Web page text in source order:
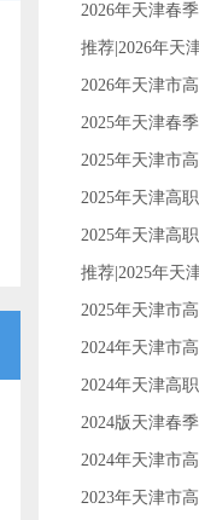
2026年天津春
推荐|2026年天
2026年天津市
2025年天津春
2025年天津市
2025年天津高
2025年天津高
推荐|2025年天
2025年天津市
2024年天津市
2024年天津高
2024版天津春
2024年天津市
2023年天津市